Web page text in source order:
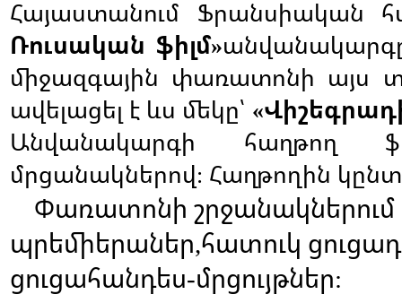
Հայաստանում
Ֆրանսիական
Ռուսական ֆիլմ»
միջազգային փառատոնի այս
ավելացել է ևս մեկը՝ «
Անվանակարգի
հաղթող
մրցանակներով: Հաղթողին
Փառատոնի շրջանակներում
պրեմիերաներ,հատուկ
ցուցահանդես-մրցույթներ: